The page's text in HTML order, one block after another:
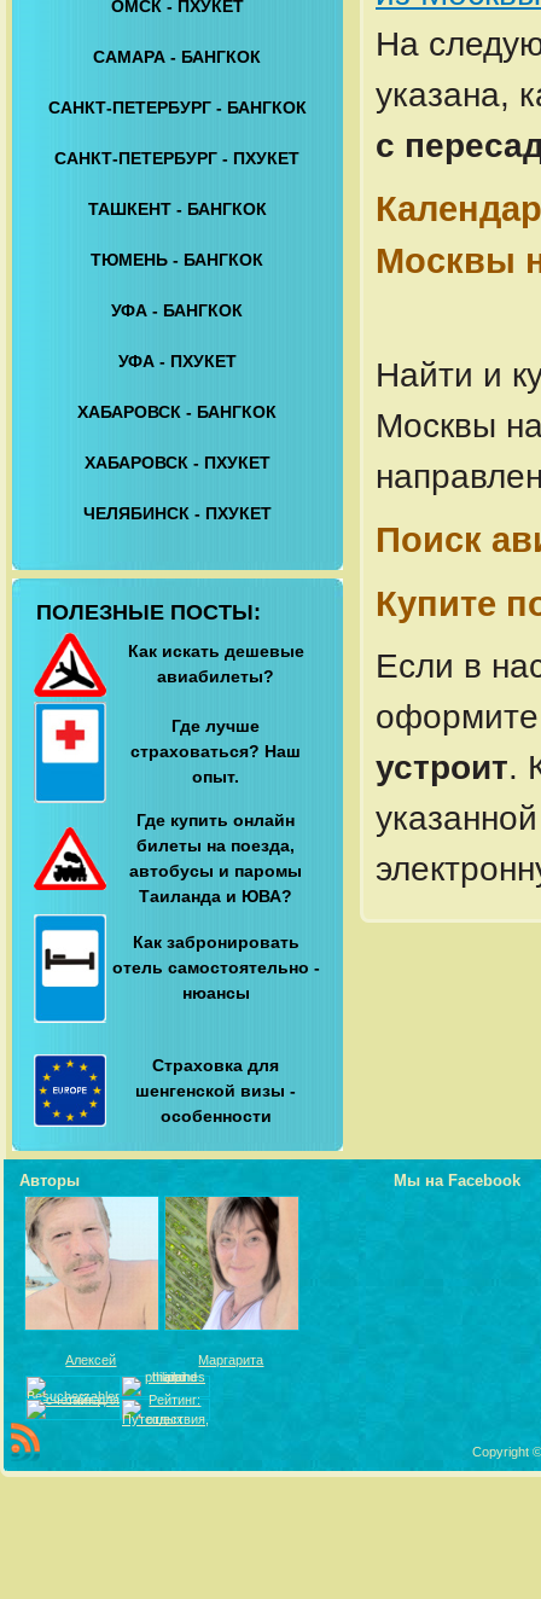
ОМСК - ПХУКЕТ
САМАРА - БАНГКОК
САНКТ-ПЕТЕРБУРГ - БАНГКОК
САНКТ-ПЕТЕРБУРГ - ПХУКЕТ
ТАШКЕНТ - БАНГКОК
ТЮМЕНЬ - БАНГКОК
УФА - БАНГКОК
УФА - ПХУКЕТ
ХАБАРОВСК - БАНГКОК
ХАБАРОВСК - ПХУКЕТ
ЧЕЛЯБИНСК - ПХУКЕТ
ПОЛЕЗНЫЕ ПОСТЫ:
Как искать дешевые
авиабилеты?
Где лучше
страховаться? Наш
опыт.
Где купить онлайн
билеты на поезда,
автобусы и паромы
Таиланда и ЮВА?
Как забронировать
отель самостоятельно -
нюансы
Страховка для
шенгенской визы -
особенности
На
указана,
с
Москвы
Найти и
Москвы
Поиск
Купите
Если в
оформите
устроит.
Авторы
Алексей Маргарита
Мы на Facebook
Copyright